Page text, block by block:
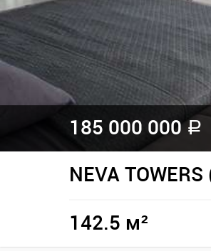
185 000 000a
NEVA
142.5 м²